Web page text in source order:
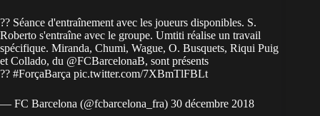
?? Séance d'entraînement avec les joueurs disponibles. S.
Roberto s'entraîne avec le groupe. Umtiti réalise un travail
spécifique. Miranda, Chumi, Wague, O. Busquets, Riqui Puig
et Collado, du @FCBarcelonaB, sont présents
?? #ForçaBarça pic.twitter.com/7XBmTlFBLt
— FC Barcelona (@fcbarcelona_fra) 30 décembre 2018